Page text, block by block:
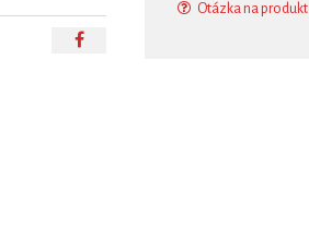
Otázka na produkt